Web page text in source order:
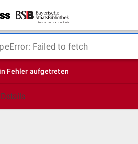
Failed to fetch
Fehler aufgetreten